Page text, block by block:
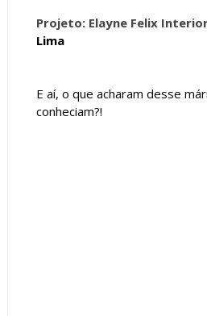
Projeto: Elayne Felix
Lima
E aí, o que acharam desse
conheciam?!